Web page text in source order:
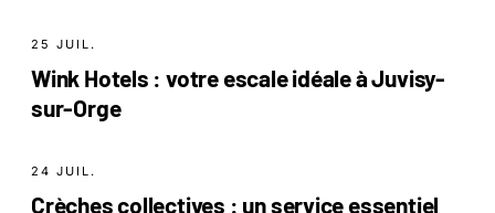
25 JUIL.
Wink Hotels : votre escale idéale à Juvisy-
sur-Orge
24 JUIL.
Crèches collectives : un service essentiel